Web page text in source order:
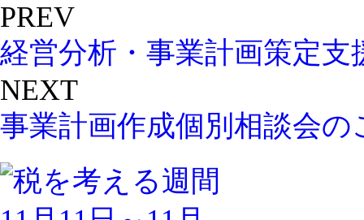
PREV
経営分析・事業計画策定
NEXT
事業計画作成個別相談会の